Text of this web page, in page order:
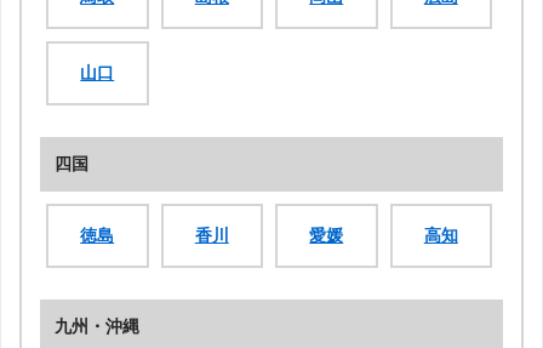
山口
四国
徳島 香川 愛媛 高知
九州・沖縄